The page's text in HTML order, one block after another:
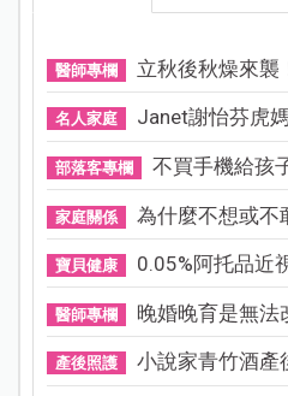
醫師專欄 立秋後秋燥來襲
名人家庭 Janet謝怡芬虎
部落客專欄 不買手機給孩
家庭關係 為什麼不想或不
寶貝健康 0.05%阿托品近
醫師專欄 晚婚晚育是無法
產後照護 小說家青竹酒產